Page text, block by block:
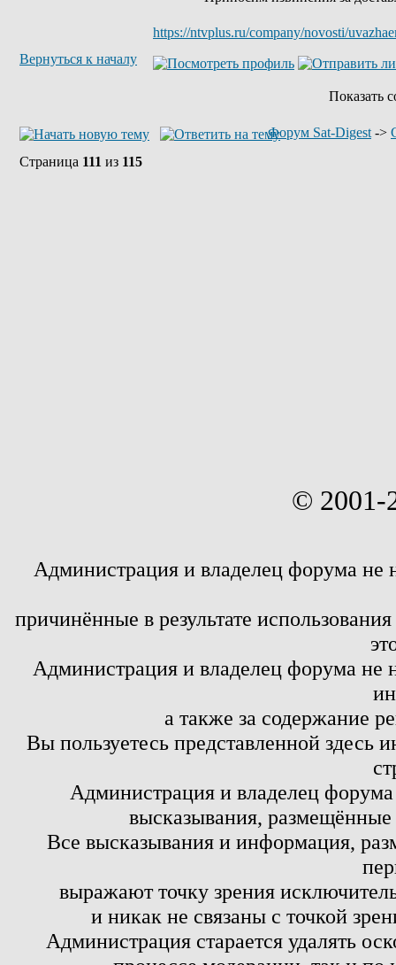
https://ntvplus.ru/company/novosti/
Вернуться к началу
Показать
Форум Sat-Digest ->
Страница 111 из 115
© 2001-
Администрация и владелец форума не
причинённые в результате
Администрация и владелец форума не
а также за содержание
Вы пользуетесь представленной здесь
Администрация и владелец
высказывания,
Все высказывания и информация,
выражают точку зрения
и никак не связаны с точкой
Администрация старается удалять